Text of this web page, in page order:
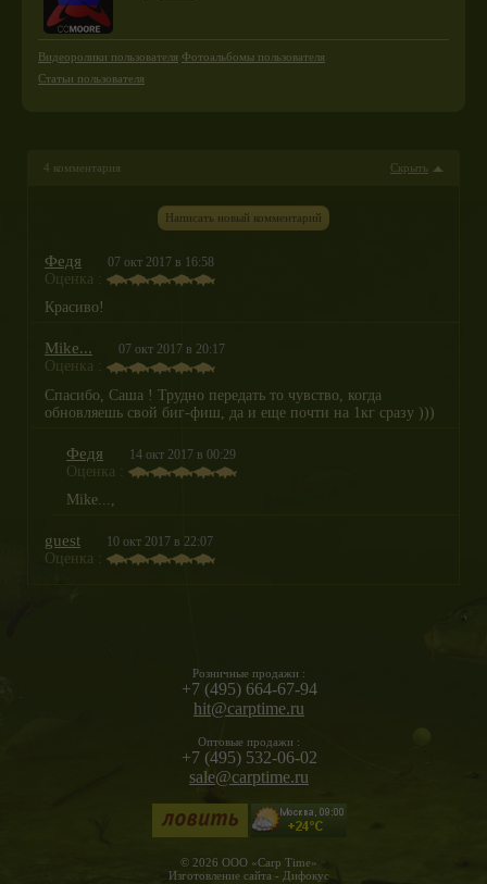
Видеоролики пользователя Фотоальбомы пользователя
Статьи пользователя
Скрыть
4 комментария
Написать новый комментарий
Федя 07 окт 2017 в 16:58
Оценка :
Красиво!
Mike... 07 окт 2017 в 20:17
Оценка :
Спасибо, Саша ! Трудно передать то чувство, когда
обновляешь свой биг-фиш, да и еще почти на 1кг сразу )))
Федя 14 окт 2017 в 00:29
Оценка :
Mike...,
guest 10 окт 2017 в 22:07
Оценка :
Розничные продажи :
+7 (495) 664-67-94
hit@carptime.ru
Оптовые продажи :
+7 (495) 532-06-02
sale@carptime.ru
© 2026 ООО «Carp Time»
Изготовление сайта - Дифокус